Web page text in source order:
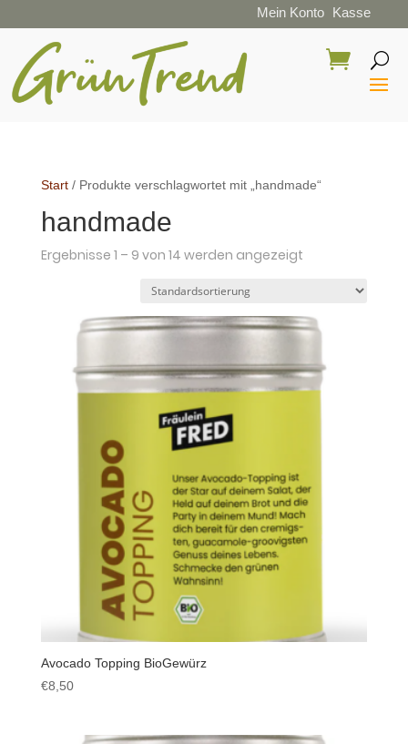
Mein Konto Kasse
Start/ Produkte verschlagwortet mit „handmade“
handmade
Ergebnisse 1 – 9 von 14 werden angezeigt
Avocado Topping BioGewürz
€8,50